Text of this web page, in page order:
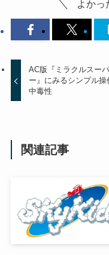
よかっ
AC版『ミラクルスーパ
ー』にみるシンプル操
中毒性
関連記事